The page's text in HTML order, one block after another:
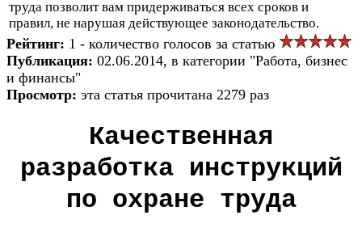
труда позволит вам придерживаться всех сроков и
правил, не нарушая действующее законодательство.
Рейтинг: 1 - количество голосов за статью
Публикация: 02.06.2014, в категории "Работа, бизнес
и финансы"
Просмотр: эта статья прочитана 2279 раз
Качественная
разработка инструкций
по охране труда